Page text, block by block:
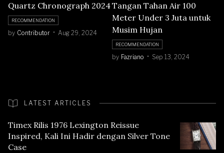
Quartz Chronograph 2024
RECOMMENDATION
by Contributor Aug 29, 2024
Tangan Tahan Air 100
Meter Under 3 Juta untuk
Musim Hujan
RECOMMENDATION
by Fazriano Sep 13, 2024
LATEST ARTICLES
Timex Rilis 1976 Lexington Reissue
Inspired, Kali Ini Hadir dengan Silver Tone
Case